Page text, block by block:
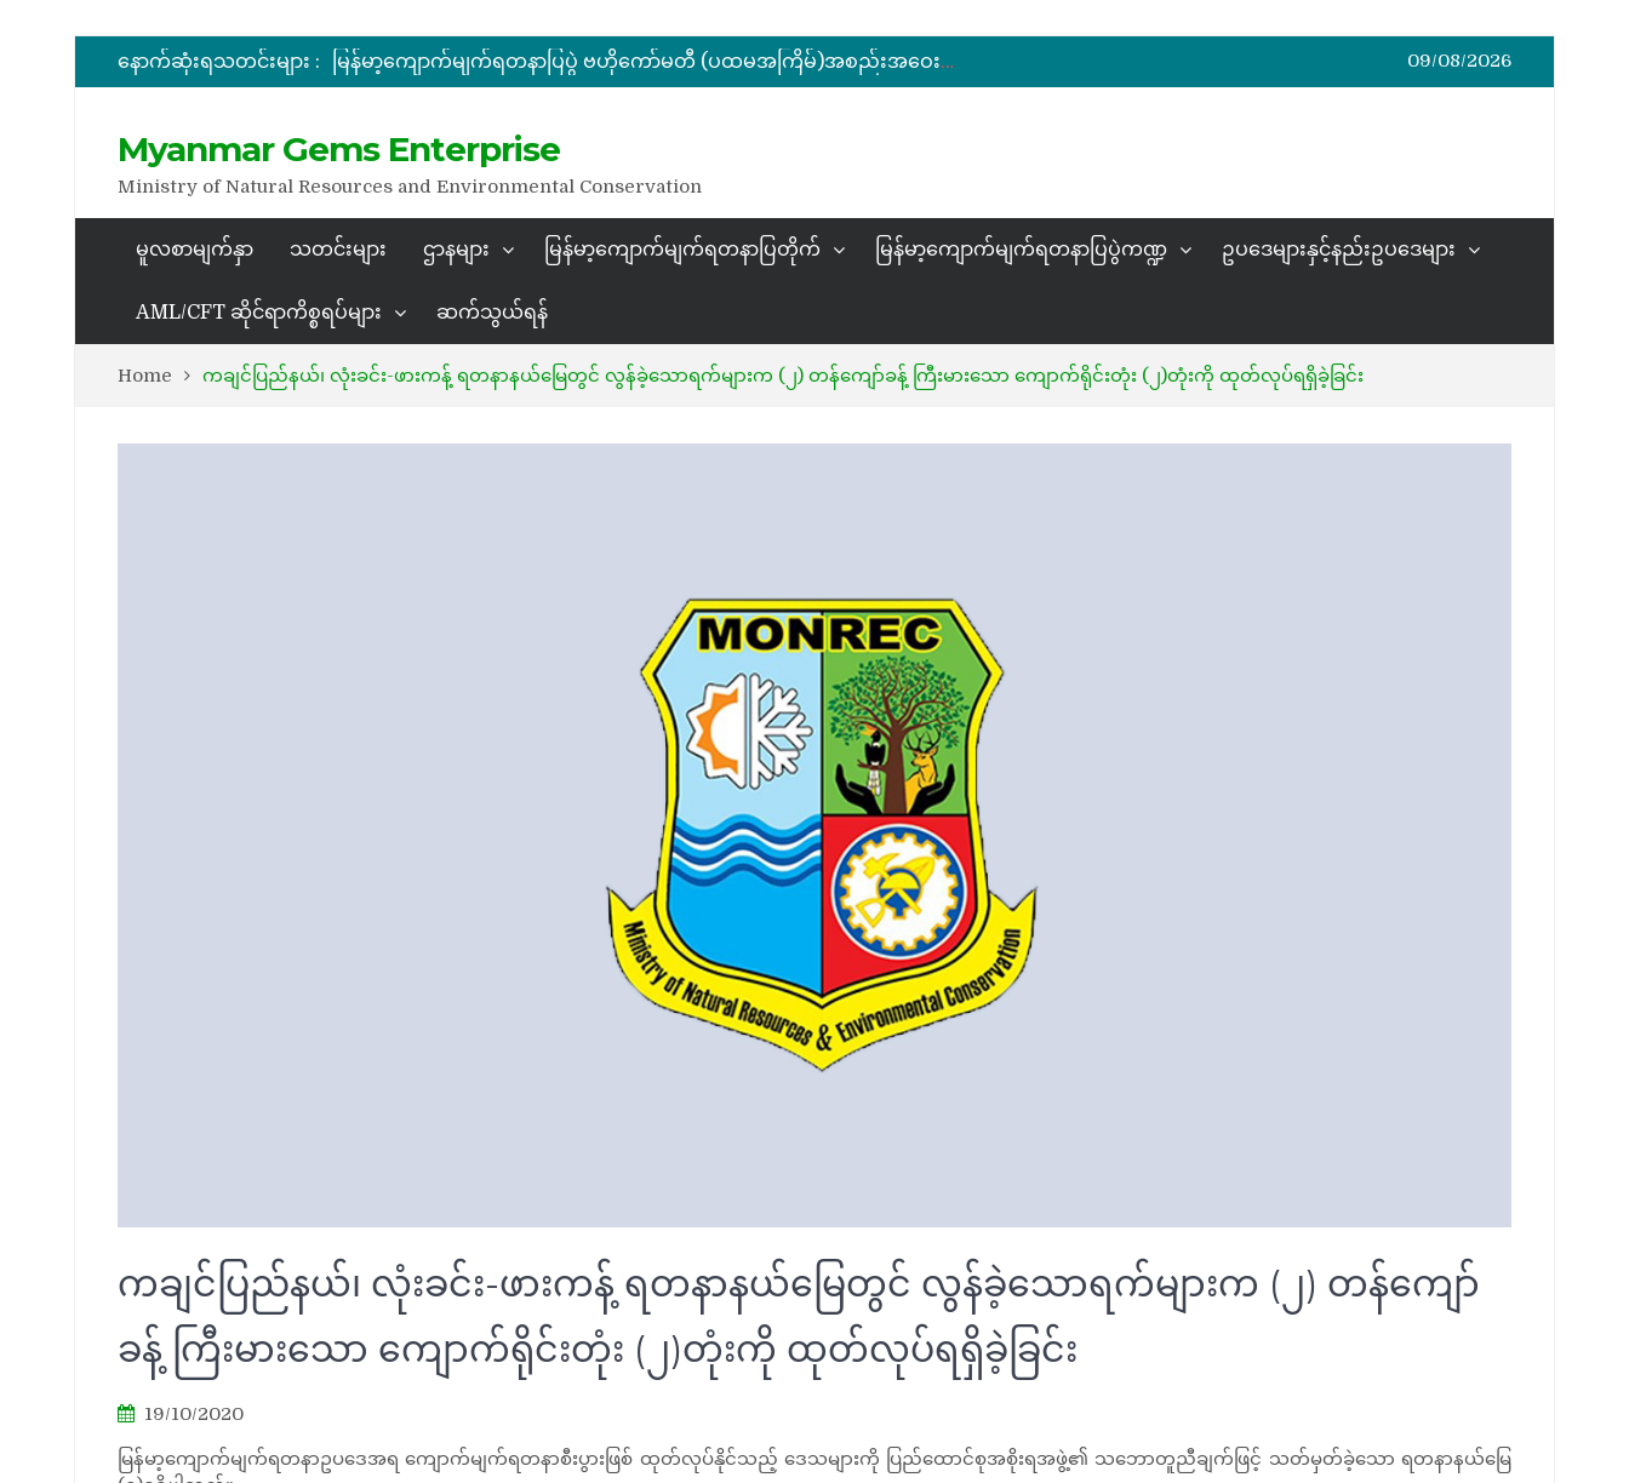
နောက်ဆုံးရသတင်းများ :
ပြည်ထောင်စုဝန်ကြီး ဦးဆန်းဦး မြန်မာ့ကျောက်မျက်ရတနာပြတိုက် (နေပြည်တော်) အကြီးစားပြုပြင်နေမှုများအား ကြည့်ရှုစစ်ဆေး
မြန်မာ့ကျောက်မျက်ရတနာပြပွဲ ဗဟိုကော်မတီ (ပထမအကြိမ်)အစည်းအဝေး ကျင်းပ
ပြည်ထောင်စုဝန်ကြီး ဦးဆန်းဦး တရုတ်ပြည်သူ့သမ္မတနိုင်ငံ၊ ရွှေလီမြို့၊ ကျယ်ဂေါင်နယ်စပ်ကုန်သွယ်ရေးဇုန်တွင် မြန်မာ့ကျောက်မျက်ရတနာပြပွဲ တက်ရောက်ဖွင့်လှစ်
အိတ်ဖွင့်တင်ဒါခေါ်ယူခြင်း
09/08/2026
Myanmar Gems Enterprise
Ministry of Natural Resources and Environmental Conservation
မူလစာမျက်နှာ သတင်းများ ဌာနများ မြန်မာ့ကျောက်မျက်ရတနာပြတိုက် မြန်မာ့ကျောက်မျက်ရတနာပြပွဲကဏ္ဍ ဥပဒေများနှင့်နည်းဥပဒေများ
AML/CFT ဆိုင်ရာကိစ္စရပ်များ ဆက်သွယ်ရန်
Home ကချင်ပြည်နယ်၊ လုံးခင်း-ဖားကန့် ရတနာနယ်မြေတွင် လွန်ခဲ့သောရက်များက (၂) တန်ကျော်ခန့် ကြီးမားသော ကျောက်ရိုင်းတုံး (၂)တုံးကို ထုတ်လုပ်ရရှိခဲ့ခြင်း
ကချင်ပြည်နယ်၊ လုံးခင်း-ဖားကန့် ရတနာနယ်မြေတွင် လွန်ခဲ့သောရက်များက (၂) တန်ကျော်
ခန့် ကြီးမားသော ကျောက်ရိုင်းတုံး (၂)တုံးကို ထုတ်လုပ်ရရှိခဲ့ခြင်း
19/10/2020
မြန်မာ့ကျောက်မျက်ရတနာဥပဒေအရ ကျောက်မျက်ရတနာစီးပွားဖြစ် ထုတ်လုပ်နိုင်သည့် ဒေသများကို ပြည်ထောင်စုအစိုးရအဖွဲ့၏ သဘောတူညီချက်ဖြင့် သတ်မှတ်ခဲ့သော ရတနာနယ်မြေ